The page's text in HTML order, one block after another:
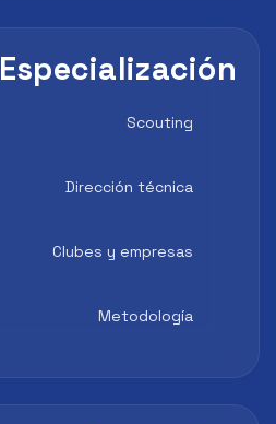
Especialización
Scouting
Dirección técnica
Clubes y empresas
Metodología